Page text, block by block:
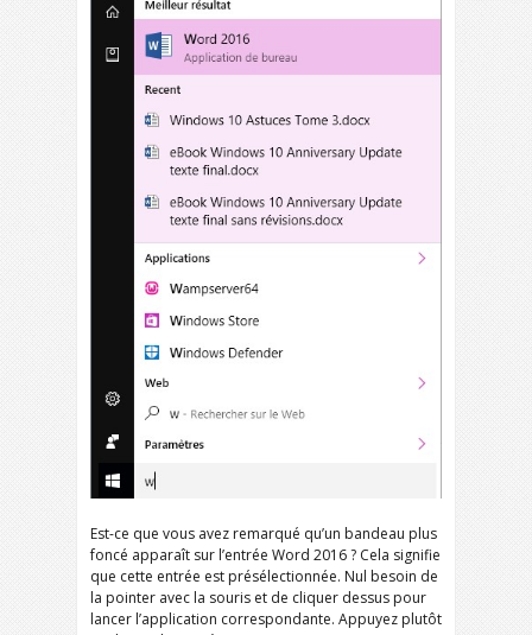
Est-ce que vous avez remarqué qu’un bandeau plus
foncé apparaît sur l’entrée Word 2016 ? Cela signifie
que cette entrée est présélectionnée. Nul besoin de
la pointer avec la souris et de cliquer dessus pour
lancer l’application correspondante. Appuyez plutôt